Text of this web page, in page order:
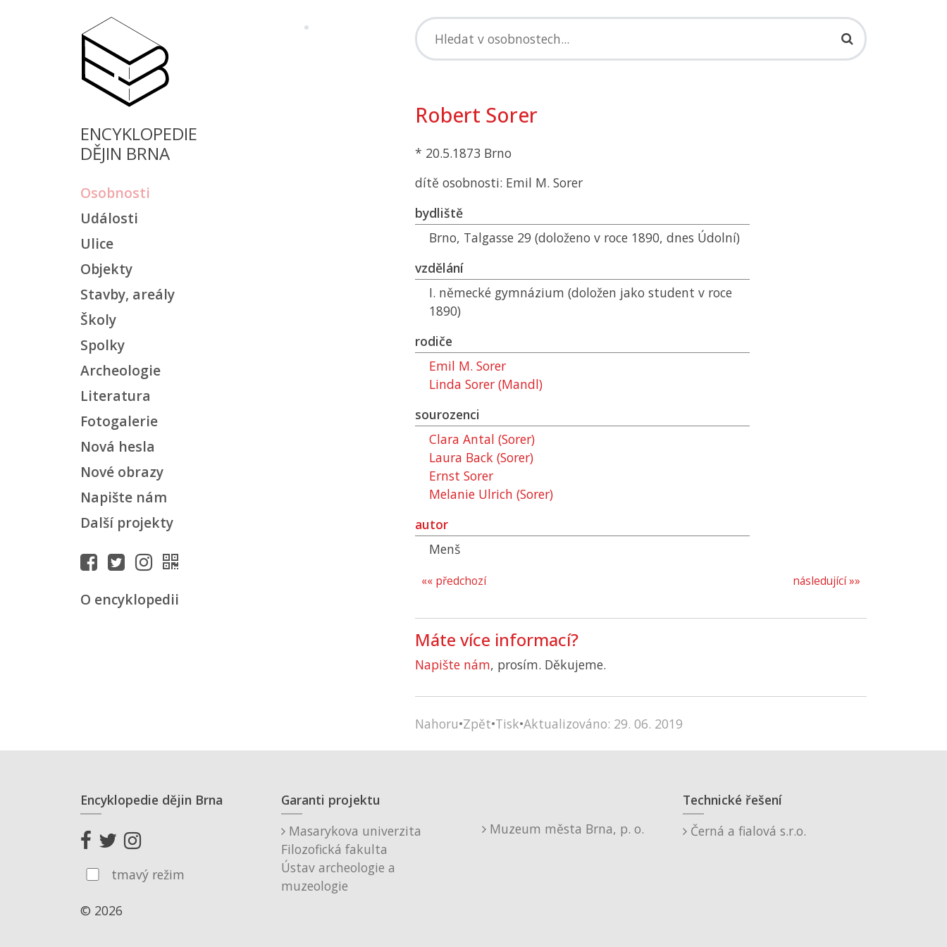
ENCYKLOPEDIE
DĚJIN BRNA
Osobnosti
Události
Ulice
Objekty
Stavby, areály
Školy
Spolky
Archeologie
Literatura
Fotogalerie
Nová hesla
Nové obrazy
Napište nám
Další projekty
O encyklopedii
Robert Sorer
* 20.5.1873 Brno
dítě osobnosti: Emil M. Sorer
bydliště
Brno, Talgasse 29 (doloženo v roce 1890, dnes Údolní)
vzdělání
I. německé gymnázium (doložen jako student v roce
1890)
rodiče
Emil M. Sorer
Linda Sorer (Mandl)
sourozenci
Clara Antal (Sorer)
Laura Back (Sorer)
Ernst Sorer
Melanie Ulrich (Sorer)
autor
Menš
následující »»
«« předchozí
Máte více informací?
Napište nám, prosím. Děkujeme.
Nahoru•Zpět•Tisk•Aktualizováno: 29. 06. 2019
Encyklopedie dějin Brna
tmavý režim
© 2026
Garanti projektu
Masarykova univerzita
Filozofická fakulta
Ústav archeologie a
muzeologie
Muzeum města Brna, p. o.
Technické řešení
Černá a fialová s.r.o.